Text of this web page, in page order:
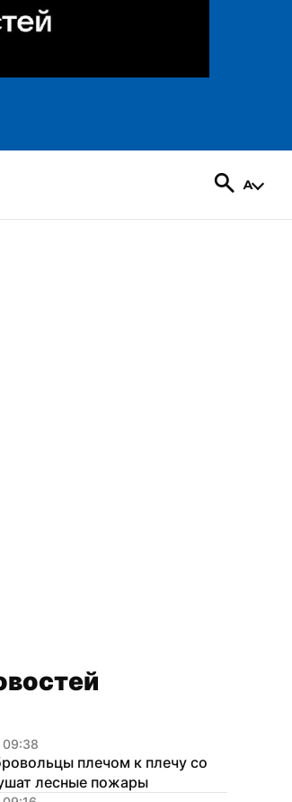
09:38
плечом к плечу со
лесные пожары